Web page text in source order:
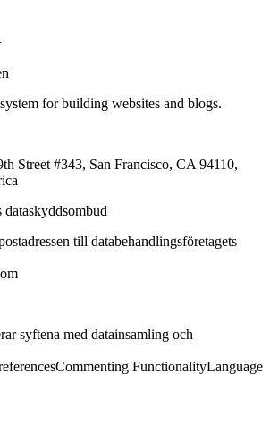
for building websites and blogs.
Street #343, San Francisco, CA 94110,
dataskyddsombud
till databehandlingsföretagets
syftena med datainsamling och
Commenting FunctionalityLanguage